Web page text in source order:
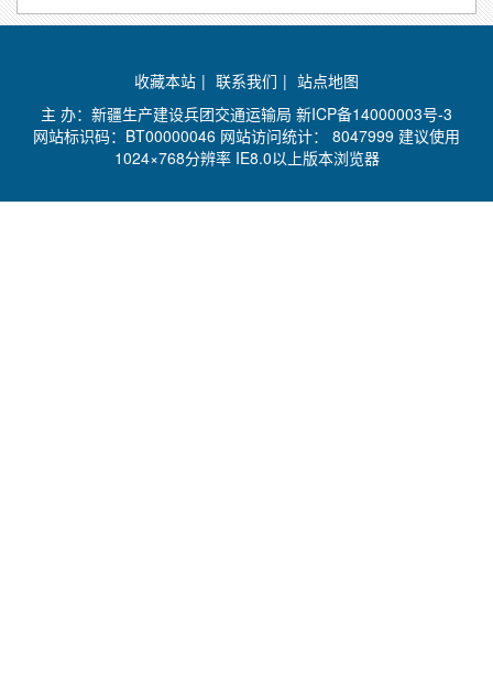
收藏本站 | 联系我们 | 站点地图
主 办：新疆生产建设兵团交通运输局 新ICP备14000003号-3
网站标识码：BT00000046 网站访问统计： 8047999 建议使用
1024×768分辨率 IE8.0以上版本浏览器